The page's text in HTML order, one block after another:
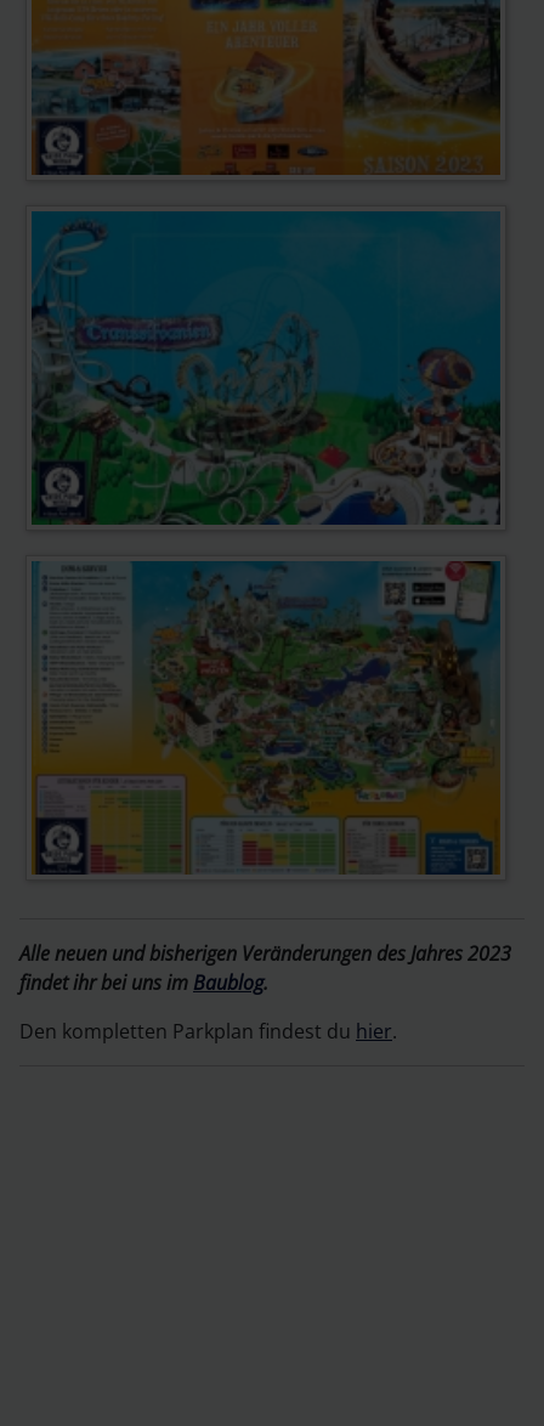
Alle neuen und bisherigen Veränderungen des Jahres 2023
findet ihr bei uns im Baublog.
Den kompletten Parkplan findest du hier.